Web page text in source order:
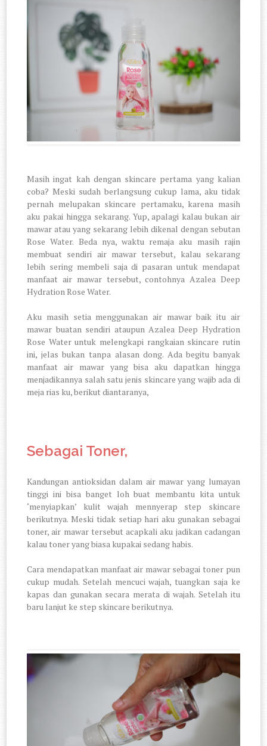
Masih ingat kah dengan skincare pertama yang kalian
coba? Meski sudah berlangsung cukup lama, aku tidak
pernah melupakan skincare pertamaku, karena masih
aku pakai hingga sekarang. Yup, apalagi kalau bukan air
mawar atau yang sekarang lebih dikenal dengan sebutan
Rose Water. Beda nya, waktu remaja aku masih rajin
membuat sendiri air mawar tersebut, kalau sekarang
lebih sering membeli saja di pasaran untuk mendapat
manfaat air mawar tersebut, contohnya Azalea Deep
Hydration Rose Water.
Aku masih setia menggunakan air mawar baik itu air
mawar buatan sendiri ataupun Azalea Deep Hydration
Rose Water untuk melengkapi rangkaian skincare rutin
ini, jelas bukan tanpa alasan dong. Ada begitu banyak
manfaat air mawar yang bisa aku dapatkan hingga
menjadikannya salah satu jenis skincare yang wajib ada di
meja rias ku, berikut diantaranya,
Sebagai Toner,
Kandungan antioksidan dalam air mawar yang lumayan
tinggi ini bisa banget loh buat membantu kita untuk
‘menyiapkan’ kulit wajah mennyerap step skincare
berikutnya. Meski tidak setiap hari aku gunakan sebagai
toner, air mawar tersebut acapkali aku jadikan cadangan
kalau toner yang biasa kupakai sedang habis.
Cara mendapatkan manfaat air mawar sebagai toner pun
cukup mudah. Setelah mencuci wajah, tuangkan saja ke
kapas dan gunakan secara merata di wajah. Setelah itu
baru lanjut ke step skincare berikutnya.